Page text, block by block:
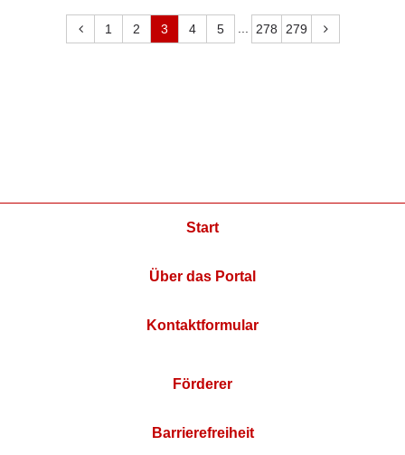
1 2 3 4 5 278 279
Start
Über das Portal
Kontaktformular
Förderer
Barrierefreiheit